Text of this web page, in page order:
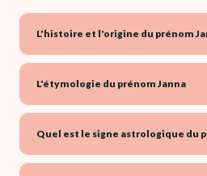
L'histoire et l'origine du prénom
L'étymologie du prénom Janna
Quel est le signe astrologique du